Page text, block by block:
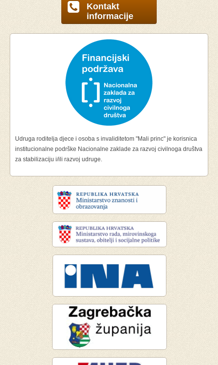
Kontakt
informacije
Udruga roditelja djece i osoba s invaliditetom "Mali princ" je korisnica
institucionalne podrške Nacionalne zaklade za razvoj civilnoga društva
za stabilizaciju i/ili razvoj udruge.